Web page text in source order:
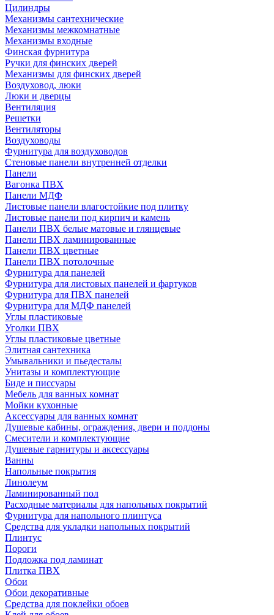
Цилиндры
Механизмы сантехнические
Механизмы межкомнатные
Механизмы входные
Финская фурнитура
Ручки для финских дверей
Механизмы для финских дверей
Воздуховод, люки
Люки и дверцы
Вентиляция
Решетки
Вентиляторы
Воздуховоды
Фурнитура для воздуховодов
Стеновые панели внутренней отделки
Панели
Вагонка ПВХ
Панели МДФ
Листовые панели влагостойкие под плитку
Листовые панели под кирпич и камень
Панели ПВХ белые матовые и глянцевые
Панели ПВХ ламинированные
Панели ПВХ цветные
Панели ПВХ потолочные
Фурнитура для панелей
Фурнитура для листовых панелей и фартуков
Фурнитура для ПВХ панелей
Фурнитура для МДФ панелей
Углы пластиковые
Уголки ПВХ
Углы пластиковые цветные
Элитная сантехника
Умывальники и пьедесталы
Унитазы и комплектующие
Биде и писсуары
Мебель для ванных комнат
Мойки кухонные
Аксессуары для ванных комнат
Душевые кабины, ограждения, двери и поддоны
Смесители и комплектующие
Душевые гарнитуры и аксессуары
Ванны
Напольные покрытия
Линолеум
Ламинированный пол
Расходные материалы для напольных покрытий
Фурнитура для напольного плинтуса
Средства для укладки напольных покрытий
Плинтус
Пороги
Подложка под ламинат
Плитка ПВХ
Обои
Обои декоративные
Средства для поклейки обоев